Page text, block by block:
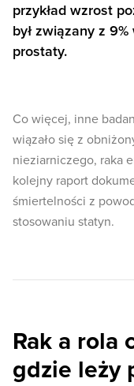
przykład wzrost
był związany z
prostaty.
Co więcej, inne
wiązało się z
nieziarniczego, raka
kolejny raport
śmiertelności z
stosowaniu statyn.
Rak a rola
gdzie leży